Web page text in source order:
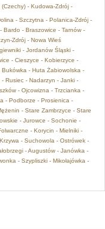
(Czechy) - Kudowa-Zdrój -
- Szczytna - Polanica-Zdrój -
Bardo - Braszowice - Tarnów -
Zdrój - Nowa Wieś
- Jordanów Śląski -
- Cieszyce - Kobierzyce -
- Huta Żabiowolska -
Rusiec - Nadarzyn - Janki -
- Ojcowizna - Trzcianka -
- Podborze - Prosienica -
- Stare Zambrzyce - Stare
- Jurowce - Sochonie -
- Korycin - Mielniki -
- Suchowola - Ostrówek -
- Augustów - Janówka -
- Szypliszki - Mikołajówka -